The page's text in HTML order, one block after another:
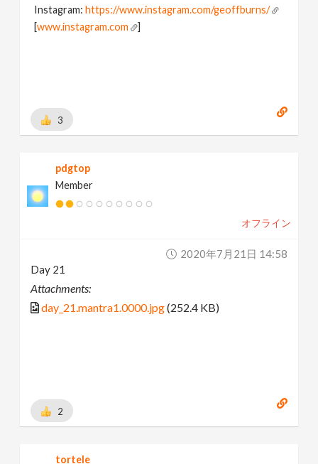
Instagram:https://www.instagram.com/geoffburns/
[www.instagram.com ]
3
pdgtop
Member
オフライン
2020年7月21日 14:58
Day 21
Attachments:
day_21.mantra1.0000.jpg(252.4 KB)
2
tortele